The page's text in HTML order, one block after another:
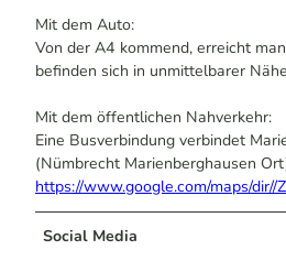
Mit dem Auto:
Von der A4 kommend, erreicht
befinden sich in unmittelbarer
Mit dem öffentlichen Nahverkehr:
Eine Busverbindung verbindet
(Nümbrecht Marienberghausen
https://www.google.com/maps/
Social Media